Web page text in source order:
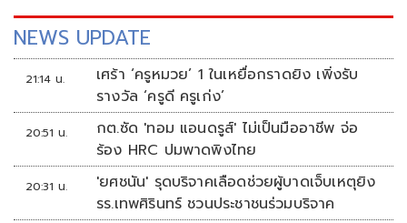
NEWS UPDATE
21:14 น.
เศร้า ‘ครูหมวย’ 1 ในเหยื่อกราดยิง เพิ่งรับ
รางวัล ‘ครูดี ครูเก่ง’
20:51 น.
กต.ซัด 'ทอม แอนดรูส์' ไม่เป็นมืออาชีพ จ่อ
ร้อง HRC ปมพาดพิงไทย
20:31 น.
'ยศชนัน' รุดบริจาคเลือดช่วยผู้บาดเจ็บเหตุยิง
รร.เทพศิรินทร์ ชวนประชาชนร่วมบริจาค